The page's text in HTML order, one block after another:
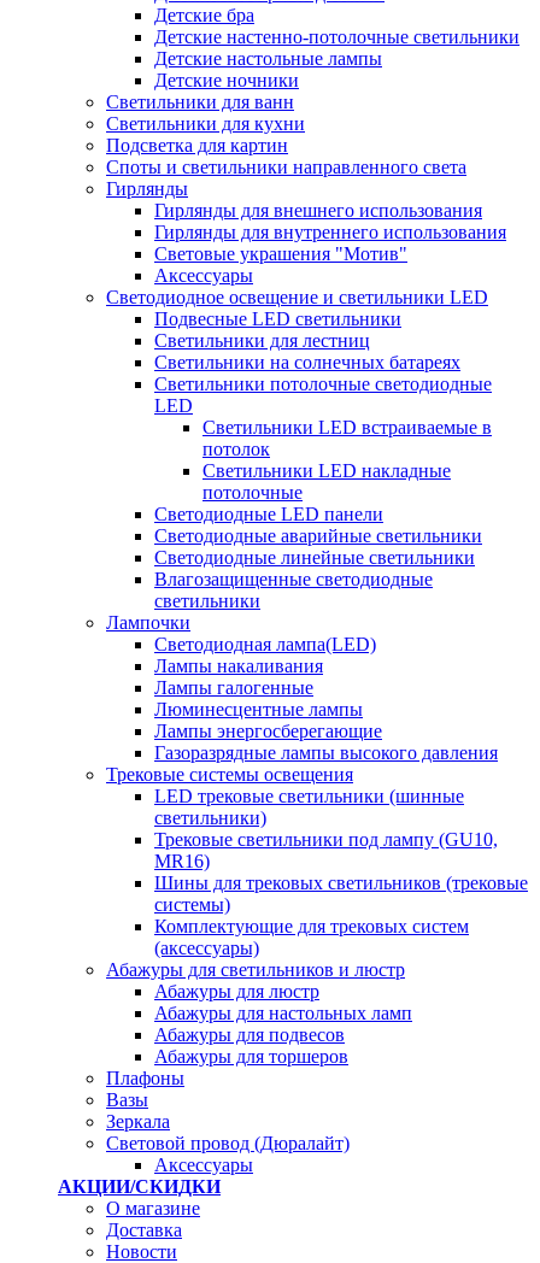
Детские бра
Детские настенно-потолочные светильники
Детские настольные лампы
Детские ночники
Светильники для ванн
Светильники для кухни
Подсветка для картин
Споты и светильники направленного света
Гирлянды
Гирлянды для внешнего использования
Гирлянды для внутреннего использования
Световые украшения "Мотив"
Аксессуары
Светодиодное освещение и светильники LED
Подвесные LED светильники
Светильники для лестниц
Светильники на солнечных батареях
Светильники потолочные светодиодные
LED
Cветильники LED встраиваемые в
потолок
Светильники LED накладные
потолочные
Светодиодные LED панели
Светодиодные аварийные светильники
Светодиодные линейные светильники
Влагозащищенные светодиодные
светильники
Лампочки
Светодиодная лампа(LED)
Лампы накаливания
Лампы галогенные
Люминесцентные лампы
Лампы энергосберегающие
Газоразрядные лампы высокого давления
Трековые системы освещения
LED трековые светильники (шинные
светильники)
Трековые светильники под лампу (GU10,
MR16)
Шины для трековых светильников (трековые
системы)
Комплектующие для трековых систем
(аксессуары)
Абажуры для светильников и люстр
Абажуры для люстр
Абажуры для настольных ламп
Абажуры для подвесов
Абажуры для торшеров
Плафоны
Вазы
Зеркала
Световой провод (Дюралайт)
Аксессуары
АКЦИИ/СКИДКИ
О магазине
Доставка
Новости